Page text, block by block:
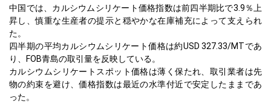
中国では、カルシウムシリケート価格指数は前四半期比で3.9％上
昇し、慎重な生産者の提示と穏やかな在庫補充によって支えられ
た。
四半期の平均カルシウムシリケート価格は約USD 327.33/MTであ
り、FOB青島の取引量を反映している。
カルシウムシリケートスポット価格は薄く保たれ、取引業者は先
物の約束を避け、価格指数は最近の水準付近で安定したままであ
った。